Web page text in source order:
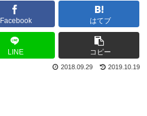
Facebook はてブ
LINE コピー
2019.10.19
2018.09.29